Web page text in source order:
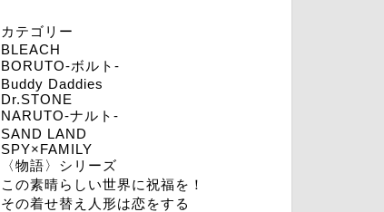
カテゴリー
BLEACH
BORUTO-ボルト-
Buddy Daddies
Dr.STONE
NARUTO-ナルト-
SAND LAND
SPY×FAMILY
〈物語〉シリーズ
この素晴らしい世界に祝福を！
その着せ替え人形は恋をする